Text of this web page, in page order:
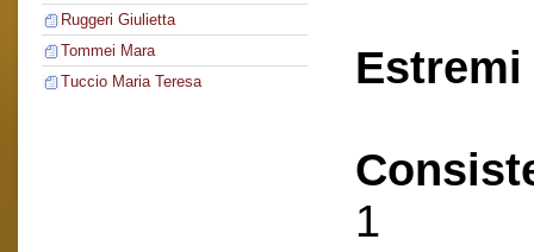
Ruggeri Giulietta
Tommei Mara
Tuccio Maria Teresa
1